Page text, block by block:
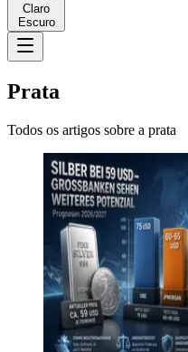
Claro
Escuro
Prata
Todos os artigos sobre a prata